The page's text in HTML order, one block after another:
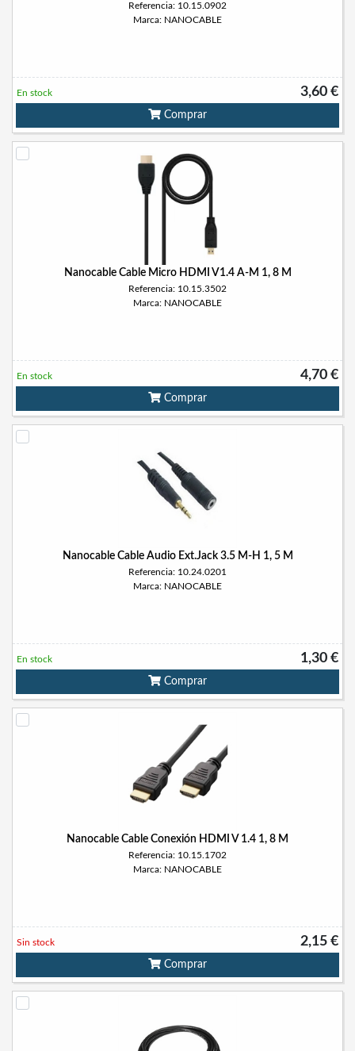
Referencia: 10.15.0902
Marca: NANOCABLE
3,60 €
En stock
Comprar
Nanocable Cable Micro HDMI V1.4 A-M 1, 8 M
Referencia: 10.15.3502
Marca: NANOCABLE
4,70 €
En stock
Comprar
Nanocable Cable Audio Ext.Jack 3.5 M-H 1, 5 M
Referencia: 10.24.0201
Marca: NANOCABLE
1,30 €
En stock
Comprar
Nanocable Cable Conexión HDMI V 1.4 1, 8 M
Referencia: 10.15.1702
Marca: NANOCABLE
2,15 €
Sin stock
Comprar